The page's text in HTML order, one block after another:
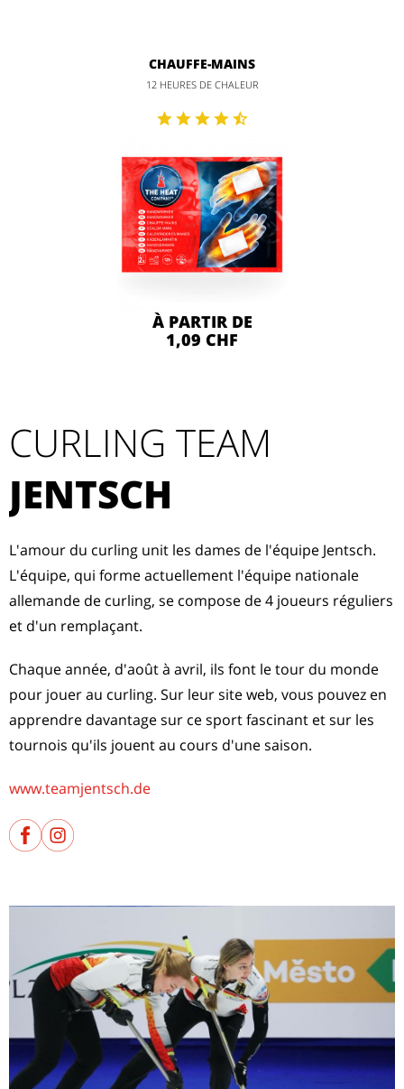
CHAUFFE-MAINS
12 HEURES DE CHALEUR
À PARTIR DE
1,09 CHF
CURLING TEAM
JENTSCH
L'amour du curling unit les dames de l'équipe Jentsch.
L'équipe, qui forme actuellement l'équipe nationale
allemande de curling, se compose de 4 joueurs réguliers
et d'un remplaçant.
Chaque année, d'août à avril, ils font le tour du monde
pour jouer au curling. Sur leur site web, vous pouvez en
apprendre davantage sur ce sport fascinant et sur les
tournois qu'ils jouent au cours d'une saison.
www.teamjentsch.de